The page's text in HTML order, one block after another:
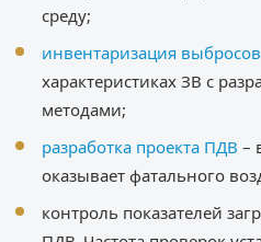
среду;
инвентаризация выбросов
характеристиках ЗВ с
методами;
разработка проекта ПДВ –
оказывает фатального
контроль показателей